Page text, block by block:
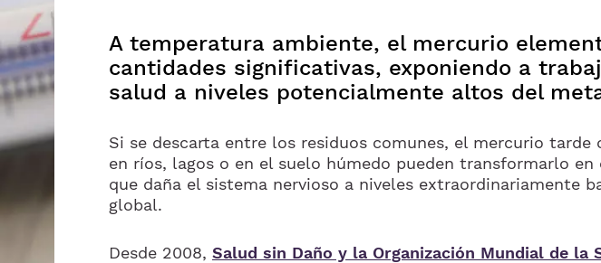
A temperatura ambiente, el mercurio
cantidades significativas, exponiendo a
salud a niveles potencialmente altos del
Si se descarta entre los residuos comunes, el mercurio
en ríos, lagos o en el suelo húmedo pueden transformarlo
que daña el sistema nervioso a niveles extraordinariamente
global.
Desde 2008, Salud sin Daño y la Organización Mundial de la